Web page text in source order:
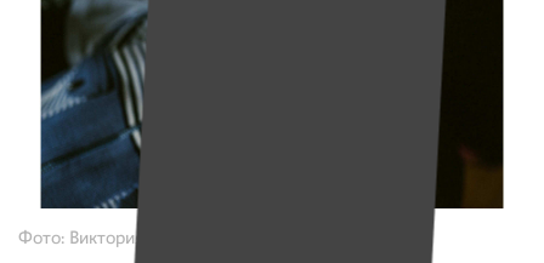
Фото: Виктория Герасимова для Имён